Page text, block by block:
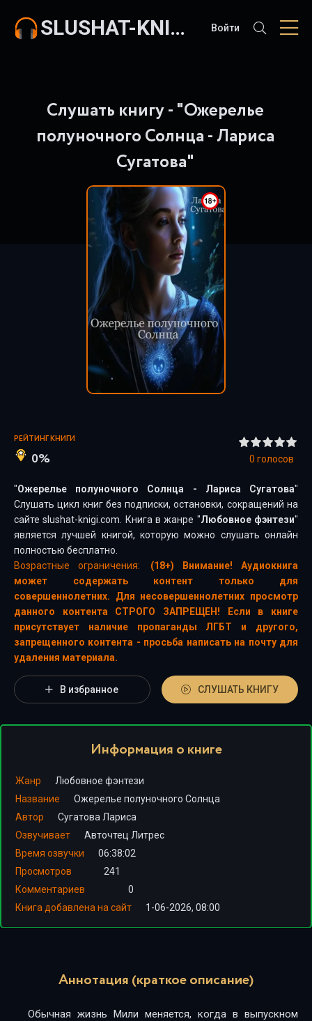
SLUSHAT-KNIGI.COM Войти
Слушать книгу - "Ожерелье
полуночного Солнца - Лариса
Сугатова"
РЕЙТИНГ КНИГИ
0% 0 голосов
"Ожерелье полуночного Солнца - Лариса Сугатова"
Слушать цикл книг без подписки, остановки, сокращений на
сайте slushat-knigi.com. Книга в жанре "Любовное фэнтези"
является лучшей книгой, которую можно слушать онлайн
полностью бесплатно.
Возрастные ограничения:
(18+) Внимание! Аудиокнига
может содержать контент только для
совершеннолетних. Для несовершеннолетних просмотр
данного контента СТРОГО ЗАПРЕЩЕН! Если в книге
присутствует наличие пропаганды ЛГБТ и другого,
запрещенного контента - просьба написать на почту для
удаления материала.
В избранное СЛУШАТЬ КНИГУ
Информация о книге
Жанр
Любовное фэнтези
Название
Ожерелье полуночного Солнца
Автор
Сугатова Лариса
Озвучивает
Авточтец Литрес
Время озвучки
06:38:02
Просмотров
241
Комментариев
0
Книга добавлена на сайт
1-06-2026, 08:00
Аннотация (краткое описание)
Обычная жизнь Мили меняется, когда в выпускном